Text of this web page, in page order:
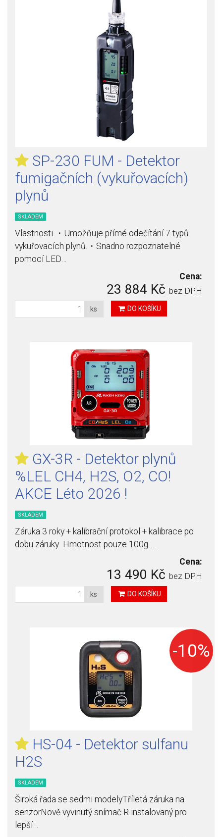
SP-230 FUM - Detektor
fumigačních (vykuřovacích)
plynů
SKLADEM
Vlastnosti ・Umožňuje přímé odečítání 7 typů
vykuřovacích plynů.・Snadno rozpoznatelné
pomocí LED…
Cena:
23 884 Kč bez DPH
ks DO KOŠÍKU
GX-3R - Detektor plynů
%LEL CH4, H2S, O2, CO!
AKCE Léto 2026 !
SKLADEM
Záruka 3 roky + kalibrační protokol + kalibrace po
dobu záruky Hmotnost pouze 100g …
Cena:
13 490 Kč bez DPH
ks DO KOŠÍKU
-10%
HS-04 - Detektor sulfanu
H2S
SKLADEM
Široká řada se sedmi modelyTříletá záruka na
senzorNově vyvinutý snímač R instalovaný pro
lepší…